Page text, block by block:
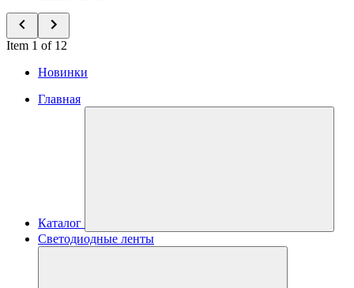
Item 1 of 12
Новинки
Главная
Каталог
Светодиодные ленты